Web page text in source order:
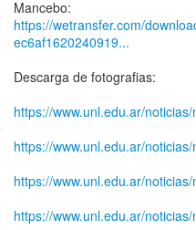
https://wetransfer.com/
ec6af1620240919...
Descarga de fotografias:
https://www.unl.edu.ar/
https://www.unl.edu.ar/
https://www.unl.edu.ar/
https://www.unl.edu.ar/